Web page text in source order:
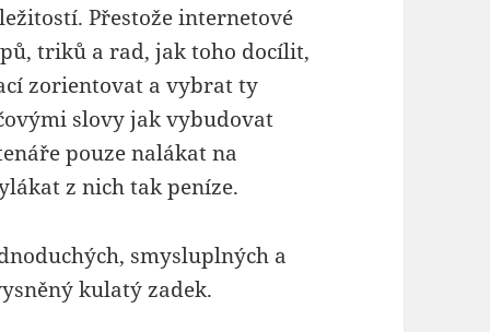
Přestože internetové
triků a rad, jak toho docílit,
zorientovat a vybrat ty
slovy jak vybudovat
pouze nalákat na
z nich tak peníze.
smysluplných a
kulatý zadek.